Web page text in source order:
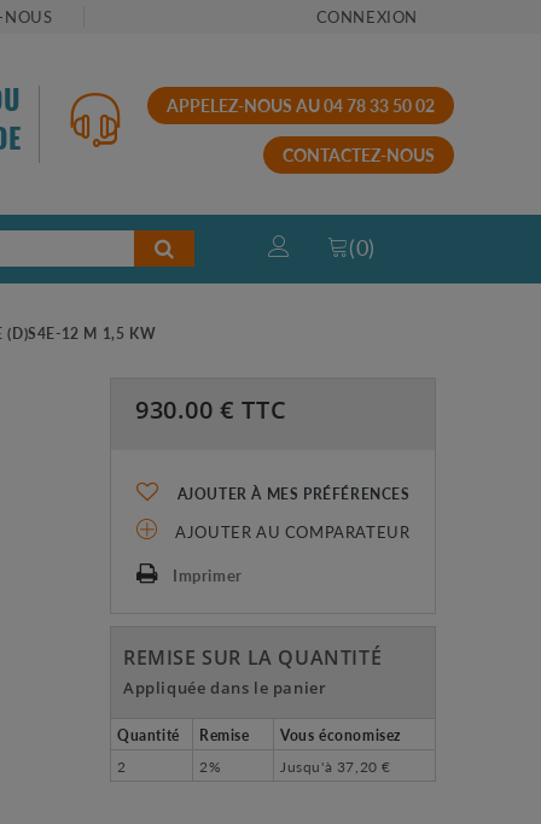
CONNEXION
APPELEZ-NOUS AU 04 78 33 50 02
CONTACTEZ-NOUS
(0)
(D)S4E-12 M 1,5 KW
930.00 € TTC
AJOUTER À MES PRÉFÉRENCES
AJOUTER AU COMPARATEUR
Imprimer
REMISE SUR LA QUANTITÉ
Appliquée dans le panier
Quantité Remise
Vous économisez
2
2% Jusqu'à 37,20 €